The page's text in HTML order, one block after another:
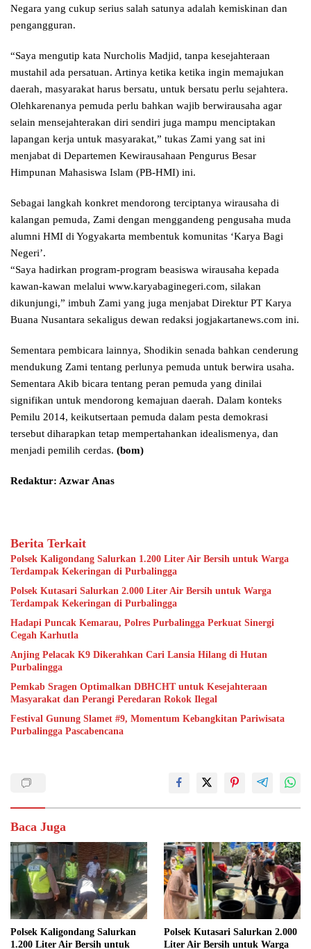
Negara yang cukup serius salah satunya adalah kemiskinan dan
pengangguran.
“Saya mengutip kata Nurcholis Madjid, tanpa kesejahteraan
mustahil ada persatuan. Artinya ketika ketika ingin memajukan
daerah, masyarakat harus bersatu, untuk bersatu perlu sejahtera.
Olehkarenanya pemuda perlu bahkan wajib berwirausaha agar
selain mensejahterakan diri sendiri juga mampu menciptakan
lapangan kerja untuk masyarakat,” tukas Zami yang sat ini
menjabat di Departemen Kewirausahaan Pengurus Besar
Himpunan Mahasiswa Islam (PB-HMI) ini.
Sebagai langkah konkret mendorong terciptanya wirausaha di
kalangan pemuda, Zami dengan menggandeng pengusaha muda
alumni HMI di Yogyakarta membentuk komunitas ‘Karya Bagi
Negeri’.
“Saya hadirkan program-program beasiswa wirausaha kepada
kawan-kawan melalui www.karyabaginegeri.com, silakan
dikunjungi,” imbuh Zami yang juga menjabat Direktur PT Karya
Buana Nusantara sekaligus dewan redaksi jogjakartanews.com ini.
Sementara pembicara lainnya, Shodikin senada bahkan cenderung
mendukung Zami tentang perlunya pemuda untuk berwira usaha.
Sementara Akib bicara tentang peran pemuda yang dinilai
signifikan untuk mendorong kemajuan daerah. Dalam konteks
Pemilu 2014, keikutsertaan pemuda dalam pesta demokrasi
tersebut diharapkan tetap mempertahankan idealismenya, dan
menjadi pemilih cerdas. (bom)
Redaktur: Azwar Anas
Berita Terkait
Polsek Kaligondang Salurkan 1.200 Liter Air Bersih untuk Warga
Terdampak Kekeringan di Purbalingga
Polsek Kutasari Salurkan 2.000 Liter Air Bersih untuk Warga
Terdampak Kekeringan di Purbalingga
Hadapi Puncak Kemarau, Polres Purbalingga Perkuat Sinergi
Cegah Karhutla
Anjing Pelacak K9 Dikerahkan Cari Lansia Hilang di Hutan
Purbalingga
Pemkab Sragen Optimalkan DBHCHT untuk Kesejahteraan
Masyarakat dan Perangi Peredaran Rokok Ilegal
Festival Gunung Slamet #9, Momentum Kebangkitan Pariwisata
Purbalingga Pascabencana
Baca Juga
Polsek Kaligondang Salurkan
1.200 Liter Air Bersih untuk
Polsek Kutasari Salurkan 2.000
Liter Air Bersih untuk Warga